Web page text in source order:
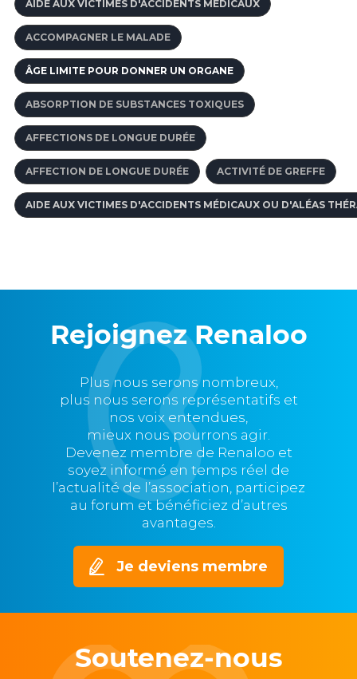
AIDE AUX VICTIMES D'ACCIDENTS MÉDICAUX
ACCOMPAGNER LE MALADE
ÂGE LIMITE POUR DONNER UN ORGANE
ABSORPTION DE SUBSTANCES TOXIQUES
AFFECTIONS DE LONGUE DURÉE
AFFECTION DE LONGUE DURÉE ACTIVITÉ DE GREFFE
AIDE AUX VICTIMES D'ACCIDENTS MÉDICAUX OU D'ALÉAS
Rejoignez Renaloo
Plus nous serons nombreux,
plus nous serons représentatifs et
nos voix entendues,
mieux nous pourrons agir.
Devenez membre de Renaloo et
soyez informé en temps réel de
l’actualité de l’association, participez
au forum et bénéficiez d’autres
avantages.
Je deviens membre
Soutenez-nous